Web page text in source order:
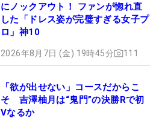
にノックアウト！ ファンが惚れ直
した「ドレス姿が完璧すぎる女子プ
ロ」神10
2026年8月7日 (金) 19時45分 111
「欲が出せない」コースだからこ
そ 吉澤柚月は“鬼門”の決勝Rで初
Vなるか